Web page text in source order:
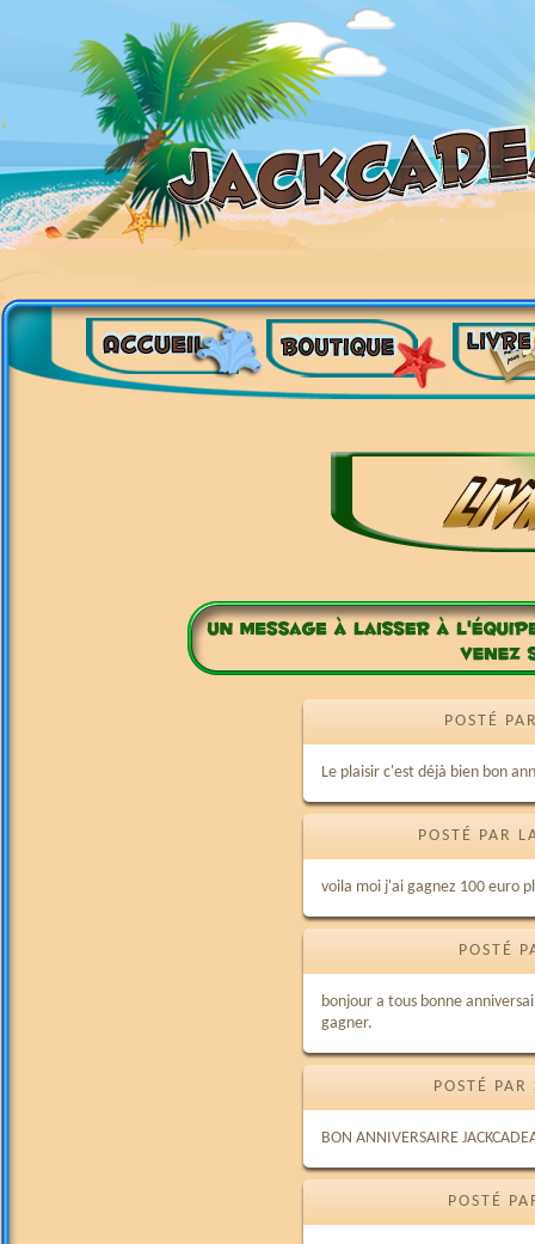
POSTÉ
Le plaisir c'est déjà bien bon
POSTÉ PAR
voila moi j'ai gagnez 100 euro
POSTÉ
bonjour a tous bonne
gagner.
POSTÉ
BON ANNIVERSAIRE
POSTÉ